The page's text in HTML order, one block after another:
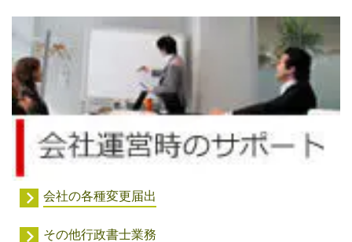
会社の各種変更届出
その他行政書士業務